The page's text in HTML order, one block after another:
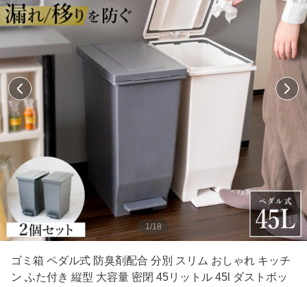
1/18
ゴミ箱 ペダル式 防臭剤配合 分別 スリム おしゃれ キッチ
ン ふた付き 縦型 大容量 密閉 45リットル 45l ダストボッ